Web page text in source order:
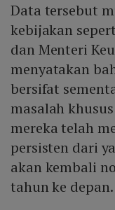
Data tersebut
kebijakan
dan Menteri
menyatakan
bersifat
masalah
mereka telah
persisten dari
akan kembali
tahun ke depan.